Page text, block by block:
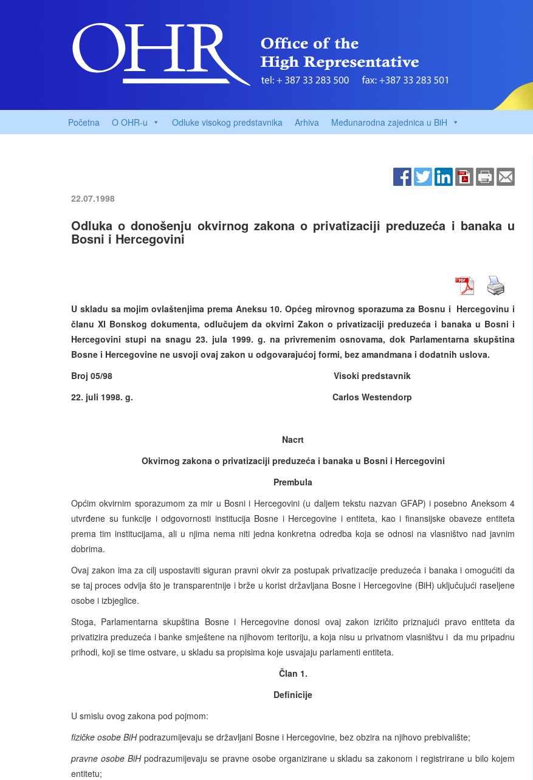
Početna O OHR-u Odluke visokog predstavnika Arhiva Međunarodna zajednica u BiH
22.07.1998
Odluka o donošenju okvirnog zakona o privatizaciji preduzeća i banaka u
Bosni i Hercegovini
U skladu sa mojim ovlaštenjima prema Aneksu 10. Općeg mirovnog sporazuma za Bosnu i Hercegovinu i
članu XI Bonskog dokumenta, odlučujem da okvirni Zakon o privatizaciji preduzeća i banaka u Bosni i
Hercegovini stupi na snagu 23. jula 1999. g. na privremenim osnovama, dok Parlamentarna skupština
Bosne i Hercegovine ne usvoji ovaj zakon u odgovarajućoj formi, bez amandmana i dodatnih uslova.
Broj 05/98 Visoki predstavnik
22. juli 1998. g. Carlos Westendorp
Nacrt
Okvirnog zakona o privatizaciji preduzeća i banaka u Bosni i Hercegovini
Prembula
Općim okvirnim sporazumom za mir u Bosni i Hercegovini (u daljem tekstu nazvan GFAP) i posebno Aneksom 4
utvrđene su funkcije i odgovornosti institucija Bosne i Hercegovine i entiteta, kao i finansijske obaveze entiteta
prema tim institucijama, ali u njima nema niti jedna konkretna odredba koja se odnosi na vlasništvo nad javnim
dobrima.
Ovaj zakon ima za cilj uspostaviti siguran pravni okvir za postupak privatizacije preduzeća i banaka i omogućiti da
se taj proces odvija što je transparentnije i brže u korist državljana Bosne i Hercegovine (BiH) uključujući raseljene
osobe i izbjeglice.
Stoga, Parlamentarna skupština Bosne i Hercegovine donosi ovaj zakon izričito priznajući pravo entiteta da
privatizira preduzeća i banke smještene na njihovom teritoriju, a koja nisu u privatnom vlasništvu i da mu pripadnu
prihodi, koji se time ostvare, u skladu sa propisima koje usvajaju parlamenti entiteta.
Član 1.
Definicije
U smislu ovog zakona pod pojmom:
fizičke osobe BiHpodrazumijevaju se državljani Bosne i Hercegovine, bez obzira na njihovo prebivalište;
pravne osobe BiH podrazumijevaju se pravne osobe organizirane u skladu sa zakonom i registrirane u bilo kojem
entitetu;